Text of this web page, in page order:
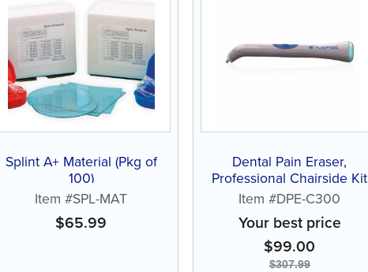
Splint A+ Material (Pkg of
100)
Item #SPL-MAT
$65.99
Dental Pain Eraser,
Professional Chairside Kit
Item #DPE-C300
Your best price
$99.00
$307.99